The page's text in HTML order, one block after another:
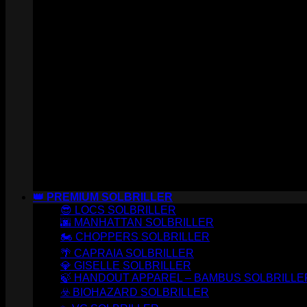
👑 PREMIUM SOLBRILLER
😎 LOCS SOLBRILLER
🌆 MANHATTAN SOLBRILLER
🏍️ CHOPPERS SOLBRILLER
🌴 CAPRAIA SOLBRILLER
💎 GISELLE SOLBRILLER
🍃 HANDOUT APPAREL – BAMBUS
☣️ BIOHAZARD SOLBRILLER